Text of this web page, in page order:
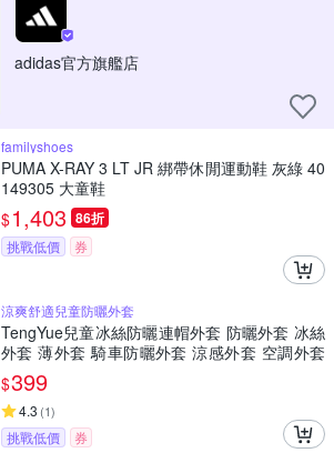
adidas官方旗艦店
familyshoes
PUMA X-RAY 3 LT JR 綁帶休閒運動鞋 灰綠 40
149305 大童鞋
$1,403 86折
挑戰低價 券
涼爽舒適兒童防曬外套
TengYue兒童冰絲防曬連帽外套 防曬外套 冰絲
外套 薄外套 騎車防曬外套 涼感外套 空調外套
4色2尺寸
$399
4.3 (1)
挑戰低價 券